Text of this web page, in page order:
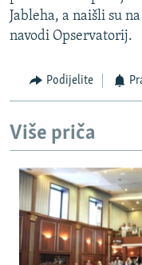
Jableha, a naišli su
navodi Opservatorij.
Podijelite
Više priča